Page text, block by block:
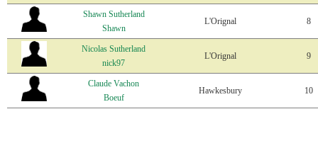
Shawn Sutherland
Shawn
L'Orignal 8
Nicolas Sutherland
nick97
L'Orignal 9
Claude Vachon
Boeuf
Hawkesbury 10